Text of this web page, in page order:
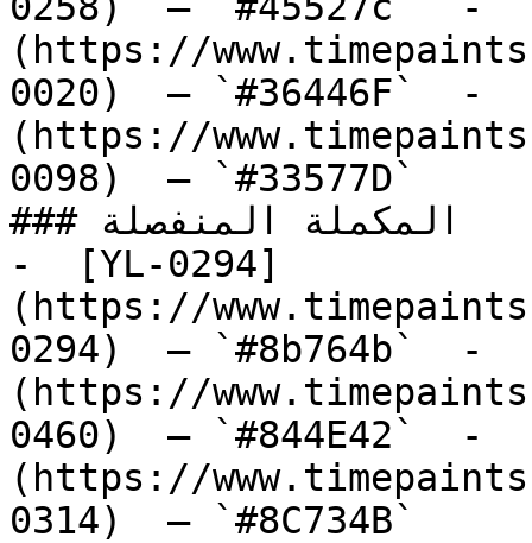
(https://
0020)  — `#36446F`  -
(https://
0098)  — `#33577D`
### المكملة المنفصلة
-  [YL-0294]
(https://
0294)  — `#8b764b`  -
(https://
0460)  — `#844E42`  -
(https://
0314)  — `#8C734B`